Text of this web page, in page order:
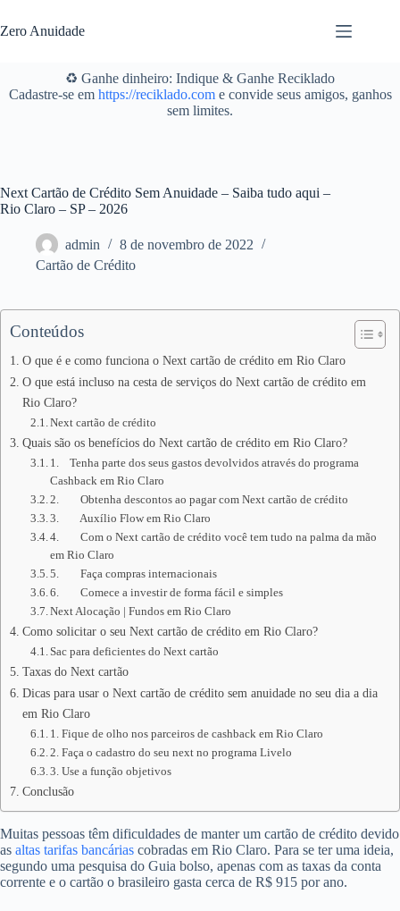
para
o
Zero Anuidade
♻️ Ganhe dinheiro: Indique & Ganhe Reciklado
Cadastre-se em https://reciklado.come convide seus amigos, ganhos
sem limites.
Next Cartão de Crédito Sem Anuidade – Saiba tudo aqui –
Rio Claro – SP – 2026
admin
8 de novembro de 2022
Cartão de Crédito
Conteúdos
O que é e como funciona o Next cartão de crédito em Rio Claro
O que está incluso na cesta de serviços do Next cartão de crédito em
Rio Claro?
Next cartão de crédito
Quais são os benefícios do Next cartão de crédito em Rio Claro?
1. Tenha parte dos seus gastos devolvidos através do programa
Cashback em Rio Claro
2. Obtenha descontos ao pagar com Next cartão de crédito
3. Auxílio Flow em Rio Claro
4. Com o Next cartão de crédito você tem tudo na palma da mão
em Rio Claro
5. Faça compras internacionais
6. Comece a investir de forma fácil e simples
Next Alocação | Fundos em Rio Claro
Como solicitar o seu Next cartão de crédito em Rio Claro?
Sac para deficientes do Next cartão
Taxas do Next cartão
Dicas para usar o Next cartão de crédito sem anuidade no seu dia a dia
em Rio Claro
1. Fique de olho nos parceiros de cashback em Rio Claro
2. Faça o cadastro do seu next no programa Livelo
3. Use a função objetivos
Conclusão
Muitas pessoas têm dificuldades de manter um cartão de crédito devido
as altas tarifas bancárias cobradas em Rio Claro. Para se ter uma ideia,
segundo uma pesquisa do Guia bolso, apenas com as taxas da conta
corrente e o cartão o brasileiro gasta cerca de R$ 915 por ano.